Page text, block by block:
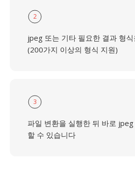
2
jpeg 또는 기타 필요한 결과 형
(200가지 이상의 형식 지원)
3
파일 변환을 실행한 뒤 바로
할 수 있습니다